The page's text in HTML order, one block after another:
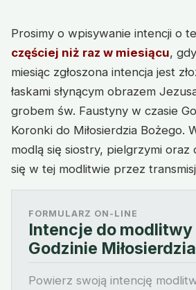
Prosimy o wpisywanie intencji o
częściej niż raz w miesiącu,
miesiąc zgłoszona intencja jest
łaskami słynącym obrazem
grobem św. Faustyny w czasie
Koronki do Miłosierdzia Bożego.
modlą się siostry, pielgrzymi oraz
się w tej modlitwie przez
FORMULARZ ON-LINE
Intencje do modlitwy
Godzinie Miłosierdzia
Powierz swoją intencję